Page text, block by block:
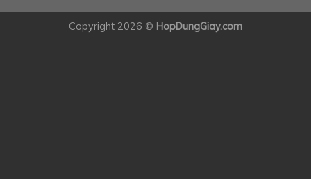
Copyright 2026 © HopDungGiay.com